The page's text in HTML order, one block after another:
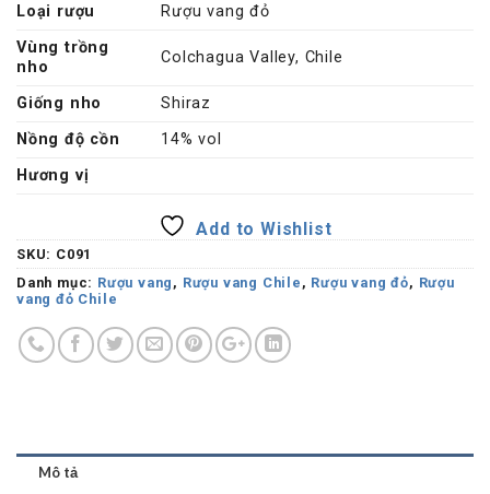
Loại rượu
Rượu vang đỏ
Vùng trồng
nho
Colchagua Valley, Chile
Giống nho
Shiraz
Nồng độ cồn
14% vol
Hương vị
Add to Wishlist
SKU: C091
Danh mục: Rượu vang , Rượu vang Chile , Rượu vang đỏ, Rượu
vang đỏ Chile
Mô tả